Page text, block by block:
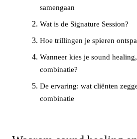
samengaan
Wat is de Signature Session?
Hoe trillingen je spieren
Wanneer kies je sound
combinatie?
De ervaring: wat cliënten
combinatie